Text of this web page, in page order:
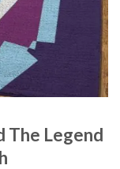
The Legend